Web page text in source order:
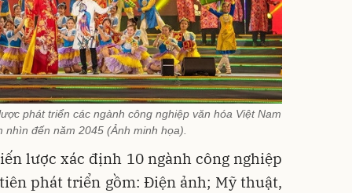
phát triển các ngành công nghiệp văn hóa Việt Nam
nhìn đến năm 2045 (Ảnh minh họa).
lược xác định 10 ngành công nghiệp
phát triển gồm: Điện ảnh; Mỹ thuật,